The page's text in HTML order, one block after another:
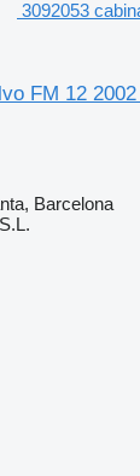
3092053
FM 12
Barcelona